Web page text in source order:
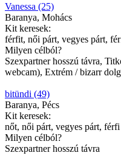
Vanessa (25)
Baranya, Mohács
Kit keresek:
férfit, női párt, vegyes párt,
Milyen célból?
Szexpartner hosszú távra,
webcam), Extrém / bizarr
bitündi (49)
Baranya, Pécs
Kit keresek:
nőt, női párt, vegyes párt,
Milyen célból?
Szexpartner hosszú távra